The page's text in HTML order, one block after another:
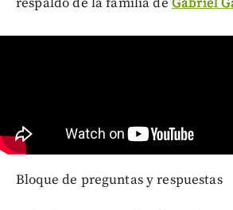
Bloque de preguntas y respuestas